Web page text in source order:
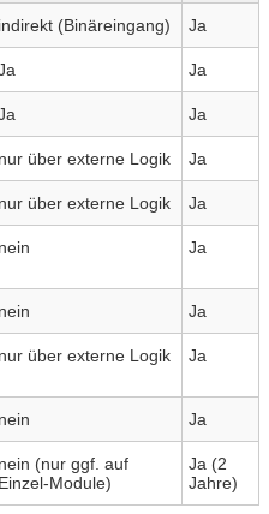
indirekt (Binäreingang) Ja
Ja
Ja
nur über externe Logik Ja
nur über externe Logik Ja
nein Ja
nein Ja
nur über externe Logik Ja
nein Ja
nein (nur ggf. auf
Einzel-Module)
Ja (2
Jahre)